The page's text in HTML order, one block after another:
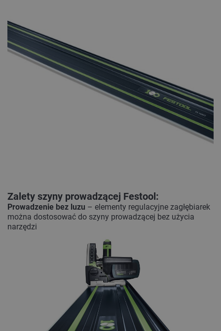
Zalety szyny prowadzącej Festool:
Prowadzenie bez luzu – elementy regulacyjne zagłębiarek
można dostosować do szyny prowadzącej bez użycia
narzędzi